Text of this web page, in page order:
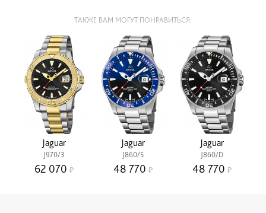
ТАКЖЕ ВАМ МОГУТ ПОНРАВИТЬСЯ:
Jaguar
J970/3
62 070
Jaguar
J860/5
48 770
Jaguar
J860/D
48 770